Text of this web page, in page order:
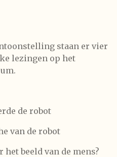
staan er vier
lezingen op het
de robot
van de robot
beeld van de mens?